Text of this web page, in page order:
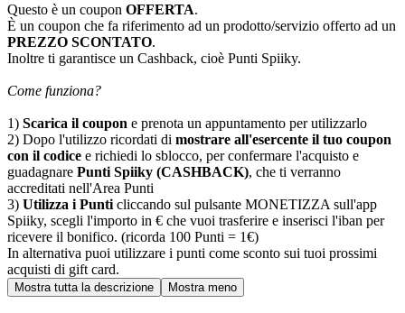
Questo è un coupon OFFERTA.
È un coupon che fa riferimento ad un prodotto/servizio offerto ad un
PREZZO SCONTATO.
Inoltre ti garantisce un Cashback, cioè Punti Spiiky.
Come funziona?
1) Scarica il coupon e prenota un appuntamento per utilizzarlo
2) Dopo l'utilizzo ricordati di mostrare all'esercente il tuo coupon
con il codice e richiedi lo sblocco, per confermare l'acquisto e
guadagnare Punti Spiiky (CASHBACK), che ti verranno
accreditati nell'Area Punti
3) Utilizza i Punti cliccando sul pulsante MONETIZZA sull'app
Spiiky, scegli l'importo in € che vuoi trasferire e inserisci l'iban per
ricevere il bonifico. (ricorda 100 Punti = 1€)
In alternativa puoi utilizzare i punti come sconto sui tuoi prossimi
acquisti di gift card.